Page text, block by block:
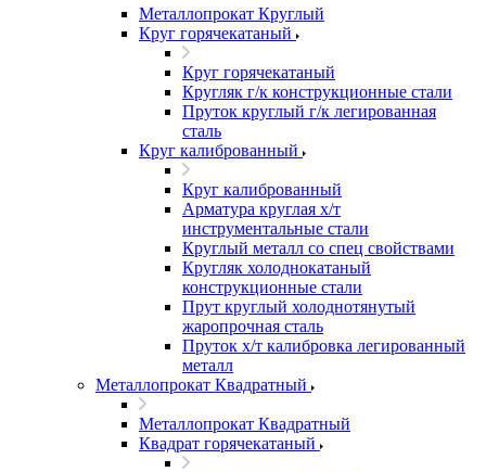
Металлопрокат Круглый
Круг горячекатаный
Круг горячекатаный
Кругляк г/к конструкционные стали
Пруток круглый г/к легированная
сталь
Круг калиброванный
Круг калиброванный
Арматура круглая х/т
инструментальные стали
Круглый металл со спец свойствами
Кругляк холоднокатаный
конструкционные стали
Прут круглый холоднотянутый
жаропрочная сталь
Пруток х/т калибровка легированный
металл
Металлопрокат Квадратный
Металлопрокат Квадратный
Квадрат горячекатаный